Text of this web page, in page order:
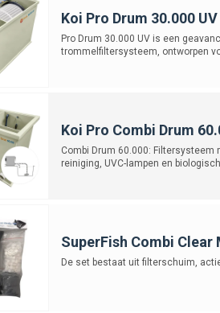
Koi Pro Drum 30.000
Pro Drum 30.000 UV is een
trommelfiltersysteem, ontworpen
Koi Pro Combi Drum
Combi Drum 60.000:
reiniging, UVC-lampen en
SuperFish Combi Clear
De set bestaat uit filterschuim,